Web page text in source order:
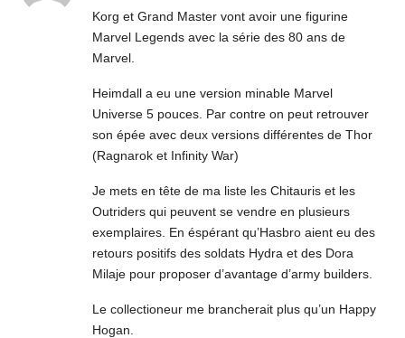
Korg et Grand Master vont avoir une figurine
Marvel Legends avec la série des 80 ans de
Marvel.
Heimdall a eu une version minable Marvel
Universe 5 pouces. Par contre on peut retrouver
son épée avec deux versions différentes de Thor
(Ragnarok et Infinity War)
Je mets en tête de ma liste les Chitauris et les
Outriders qui peuvent se vendre en plusieurs
exemplaires. En éspérant qu’Hasbro aient eu des
retours positifs des soldats Hydra et des Dora
Milaje pour proposer d’avantage d’army builders.
Le collectioneur me brancherait plus qu’un Happy
Hogan.